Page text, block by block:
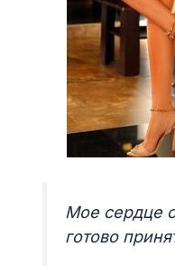
Мое сердце
готово